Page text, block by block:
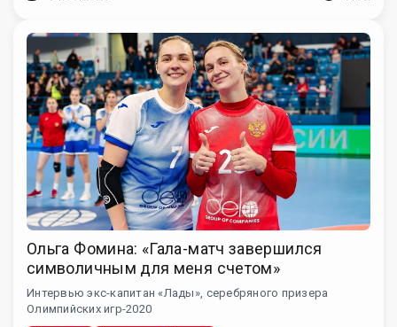
Ольга Фомина: «Гала-матч завершился
символичным для меня счетом»
Интервью экс-капитан «Лады», серебряного призера
Олимпийских игр-2020